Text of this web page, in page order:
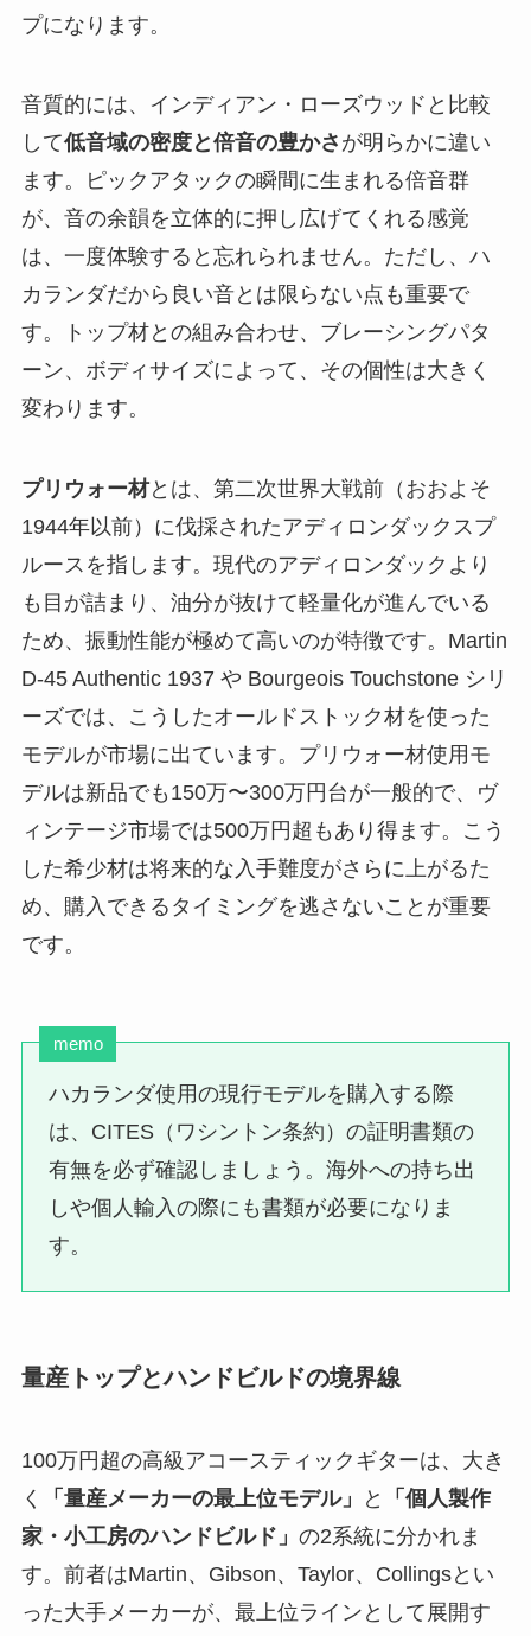
プになります。
音質的には、インディアン・ローズウッドと比較
して低音域の密度と倍音の豊かさ が明らかに違い
ます。ピックアタックの瞬間に生まれる倍音群
が、音の余韻を立体的に押し広げてくれる感覚
は、一度体験すると忘れられません。ただし、ハ
カランダだから良い音とは限らない点も重要で
す。トップ材との組み合わせ、ブレーシングパタ
ーン、ボディサイズによって、その個性は大きく
変わります。
プリウォー材とは、第二次世界大戦前（おおよそ
1944年以前）に伐採されたアディロンダックスプ
ルースを指します。現代のアディロンダックより
も目が詰まり、油分が抜けて軽量化が進んでいる
ため、振動性能が極めて高いのが特徴です。Martin
D-45 Authentic 1937 や Bourgeois Touchstone シリ
ーズでは、こうしたオールドストック材を使った
モデルが市場に出ています。 プリウォー材使用モ
デルは新品でも150万〜300万円台が一般的で、ヴ
ィンテージ市場では500万円超もあり得ます。
こう
した希少材は将来的な入手難度がさらに上がるた
め、購入できるタイミングを逃さないことが重要
です。
memo
ハカランダ使用の現行モデルを購入する際
は、CITES（ワシントン条約）の証明書類の
有無を必ず確認しましょう。海外への持ち出
しや個人輸入の際にも書類が必要になりま
す。
量産トップとハンドビルドの境界線
100万円超の高級アコースティックギターは、大き
く
「量産メーカーの最上位モデル」 と
「個人製作
家・小工房のハンドビルド」 の2系統に分かれま
す。前者はMartin、Gibson、Taylor、Collingsとい
った大手メーカーが、最上位ラインとして展開す